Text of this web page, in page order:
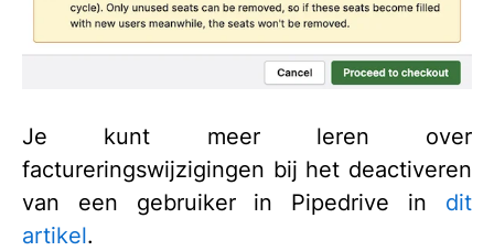
Je kunt meer leren over
factureringswijzigingen bij het deactiveren
van een gebruiker in Pipedrive in dit
artikel.